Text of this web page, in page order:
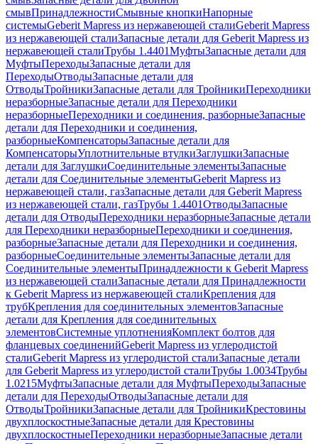
смывПринадлежностиСмывные кнопкиНапорные
системыGeberit Mapress из нержавеющей сталиGeberit Mapress
из нержавеющей сталиЗапасные детали для Geberit Mapress из
нержавеющей сталиТрубы 1.4401МуфтыЗапасные детали для
МуфтыПереходыЗапасные детали для
ПереходыОтводыЗапасные детали для
ОтводыТройникиЗапасные детали для ТройникиПереходники
неразборныеЗапасные детали для Переходники
неразборныеПереходники и соединения, разборныеЗапасные
детали для Переходники и соединения,
разборныеКомпенсаторыЗапасные детали для
КомпенсаторыУплотнительные втулкиЗаглушкиЗапасные
детали для ЗаглушкиСоединительные элементыЗапасные
детали для Соединительные элементыGeberit Mapress из
нержавеющей стали, газЗапасные детали для Geberit Mapress
из нержавеющей стали, газТрубы 1.4401ОтводыЗапасные
детали для ОтводыПереходники неразборныеЗапасные детали
для Переходники неразборныеПереходники и соединения,
разборныеЗапасные детали для Переходники и соединения,
разборныеСоединительные элементыЗапасные детали для
Соединительные элементыПринадлежности к Geberit Mapress
из нержавеющей сталиЗапасные детали для Принадлежности
к Geberit Mapress из нержавеющей сталиКрепления для
трубКрепления для соединительных элементовЗапасные
детали для Крепления для соединительных
элементовСистемные уплотненияКомплект болтов для
фланцевых соединенийGeberit Mapress из углеродистой
сталиGeberit Mapress из углеродистой сталиЗапасные детали
для Geberit Mapress из углеродистой сталиТрубы 1.0034Трубы
1.0215МуфтыЗапасные детали для МуфтыПереходыЗапасные
детали для ПереходыОтводыЗапасные детали для
ОтводыТройникиЗапасные детали для ТройникиКрестовины
двухплоскостныеЗапасные детали для Крестовины
двухплоскостныеПереходники неразборныеЗапасные детали